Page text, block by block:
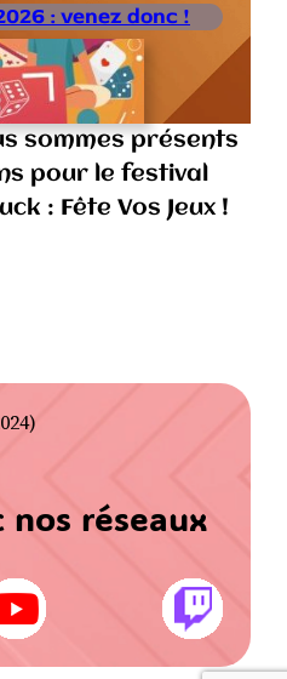
: venez donc !
sommes présents
pour le festival
: Fête Vos Jeux !
réseaux